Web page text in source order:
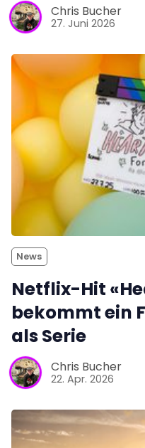
Chris Bucher
27. Juni 2026
News
Netflix-Hit
bekommt ein
als Serie
Chris Bucher
22. Apr. 2026